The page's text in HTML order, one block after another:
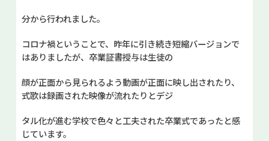
分から行われました。
コロナ禍ということで、昨年に引き続き短縮バージョンで
はありましたが、卒業証書授与は生徒の
顔が正面から見られるよう動画が正面に映し出されたり、
式歌は録画された映像が流れたりとデジ
タル化が進む学校で色々と工夫された卒業式であったと感
じています。